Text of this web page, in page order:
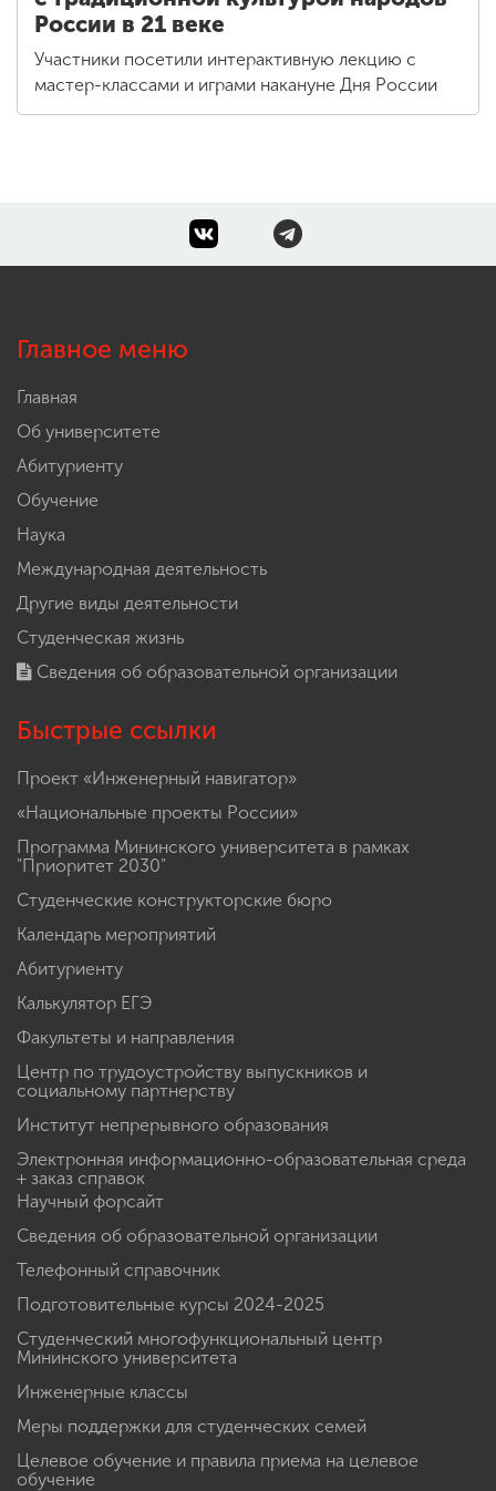
России в 21 веке
Участники посетили интерактивную лекцию с
мастер-классами и играми накануне Дня России
Главное меню
Главная
Об университете
Абитуриенту
Обучение
Наука
Международная деятельность
Другие виды деятельности
Студенческая жизнь
Сведения об образовательной организации
Быстрые ссылки
Проект «Инженерный навигатор»
«Национальные проекты России»
Программа Мининского университета в рамках
"Приоритет 2030"
Студенческие конструкторские бюро
Календарь мероприятий
Абитуриенту
Калькулятор ЕГЭ
Факультеты и направления
Центр по трудоустройству выпускников и
социальному партнерству
Институт непрерывного образования
Электронная информационно-образовательная среда
+ заказ справок
Научный форсайт
Сведения об образовательной организации
Телефонный справочник
Подготовительные курсы 2024-2025
Студенческий многофункциональный центр
Мининского университета
Инженерные классы
Меры поддержки для студенческих семей
Целевое обучение и правила приема на целевое
обучение